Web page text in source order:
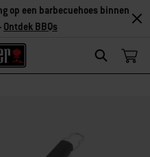
Search
op een barbecuehoes binnen
Ontdek BBQs